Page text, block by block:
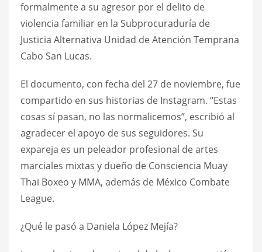
formalmente a su agresor por el delito de
violencia familiar en la Subprocuraduría de
Justicia Alternativa Unidad de Atención Temprana
Cabo San Lucas.
El documento, con fecha del 27 de noviembre, fue
compartido en sus historias de Instagram. “Estas
cosas sí pasan, no las normalicemos”, escribió al
agradecer el apoyo de sus seguidores. Su
expareja es un peleador profesional de artes
marciales mixtas y dueño de Consciencia Muay
Thai Boxeo y MMA, además de México Combate
League.
¿Qué le pasó a Daniela López Mejía?